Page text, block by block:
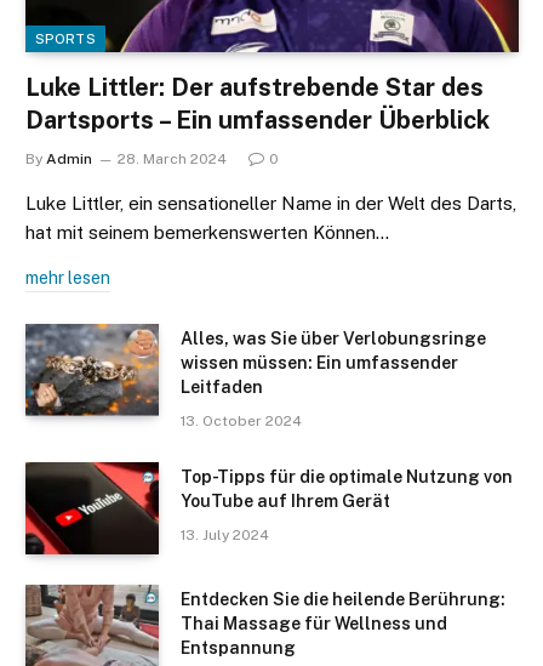
SPORTS
Luke Littler: Der aufstrebende Star des
Dartsports – Ein umfassender Überblick
By Admin 28. March 2024 0
Luke Littler, ein sensationeller Name in der Welt des Darts,
hat mit seinem bemerkenswerten Können…
mehr lesen
Alles, was Sie über Verlobungsringe
wissen müssen: Ein umfassender
Leitfaden
13. October 2024
Top-Tipps für die optimale Nutzung von
YouTube auf Ihrem Gerät
13. July 2024
Entdecken Sie die heilende Berührung:
Thai Massage für Wellness und
Entspannung